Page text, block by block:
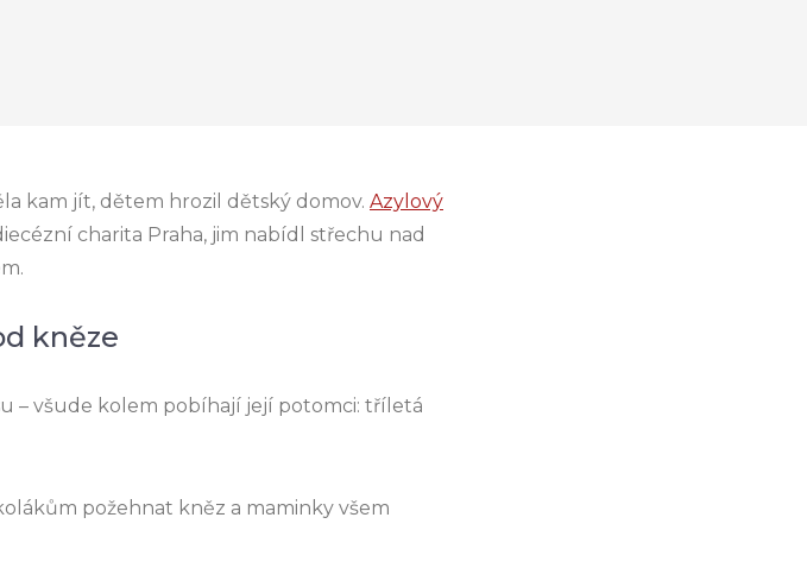
kam jít, dětem hrozil dětský domov. Azylový
charita Praha, jim nabídl střechu nad
kněze
– všude kolem pobíhají její potomci: tříletá
požehnat kněz a maminky všem